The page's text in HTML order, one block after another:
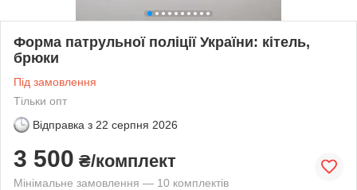
Форма патрульної поліції України: кітель,
брюки
Під замовлення
Тільки опт
Відправка з 22 серпня 2026
3 500 ₴/комплект
Мінімальне замовлення — 10 комплектів